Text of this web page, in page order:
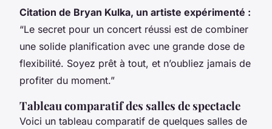
Citation de Bryan Kulka, un artiste expérimenté :
“Le secret pour un concert réussi est de combiner
une solide planification avec une grande dose de
flexibilité. Soyez prêt à tout, et n’oubliez jamais de
profiter du moment.”
Tableau comparatif des salles de spectacle
Voici un tableau comparatif de quelques salles de